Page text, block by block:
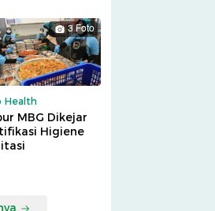
3 Foto
Health
MBG Dikejar
Higiene